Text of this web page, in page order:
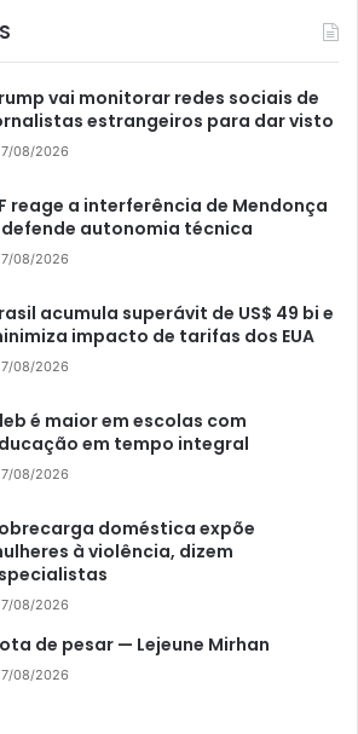
vai monitorar redes sociais de
estrangeiros para dar visto
7/08/2026
reage a interferência de Mendonça
autonomia técnica
7/08/2026
acumula superávit de US$ 49 bi e
impacto de tarifas dos EUA
7/08/2026
é maior em escolas com
em tempo integral
7/08/2026
doméstica expõe
à violência, dizem
7/08/2026
de pesar — Lejeune Mirhan
7/08/2026